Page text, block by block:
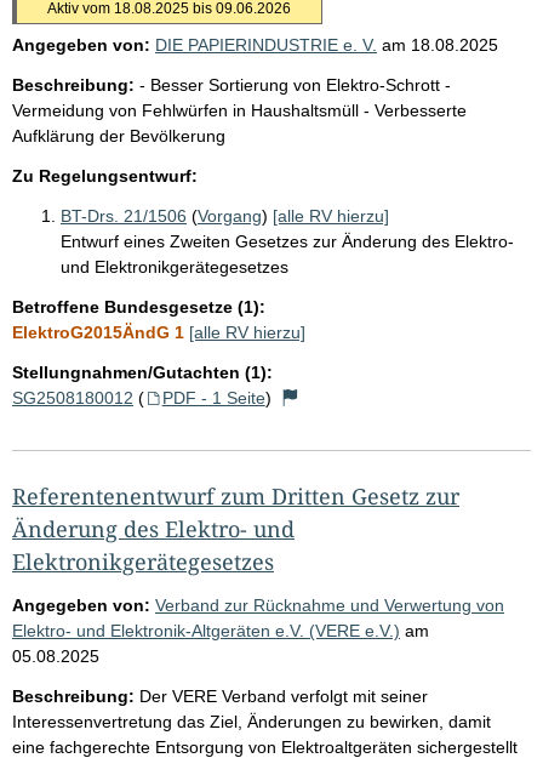
Aktiv vom 18.08.2025 bis 09.06.2026
Angegeben von: DIE PAPIERINDUSTRIE e. V. am 18.08.2025
Beschreibung: - Besser Sortierung von Elektro-Schrott -
Vermeidung von Fehlwürfen in Haushaltsmüll - Verbesserte
Aufklärung der Bevölkerung
Zu Regelungsentwurf:
BT-Drs. 21/1506 (Vorgang) [alle RV hierzu]
Entwurf eines Zweiten Gesetzes zur Änderung des Elektro-
und Elektronikgerätegesetzes
Betroffene Bundesgesetze (1):
ElektroG2015ÄndG 1 [alle RV hierzu]
Stellungnahmen/Gutachten (1):
SG2508180012 ( PDF - 1 Seite)
Referentenentwurf zum Dritten Gesetz zur
Änderung des Elektro- und
Elektronikgerätegesetzes
Angegeben von: Verband zur Rücknahme und Verwertung von
Elektro- und Elektronik-Altgeräten e.V. (VERE e.V.) am
05.08.2025
Beschreibung: Der VERE Verband verfolgt mit seiner
Interessenvertretung das Ziel, Änderungen zu bewirken, damit
eine fachgerechte Entsorgung von Elektroaltgeräten sichergestellt